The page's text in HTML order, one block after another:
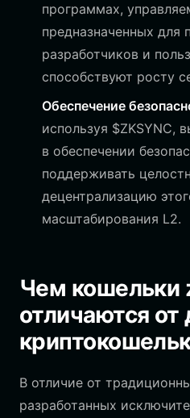
программах,
предназначенных для
разработчиков и
способствуют росту
Обеспечение
используя $ZKSYNC,
в обеспечении
поддерживать
децентрализацию
масштабирования L2.
Чем кошельки
отличаются от
В отличие от
разработанных